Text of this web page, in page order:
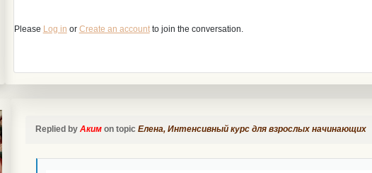
Please Log in or Create an accountto join the conversation.
Replied by Акимon topic Елена, Интенсивный курс для взрослых начинающих